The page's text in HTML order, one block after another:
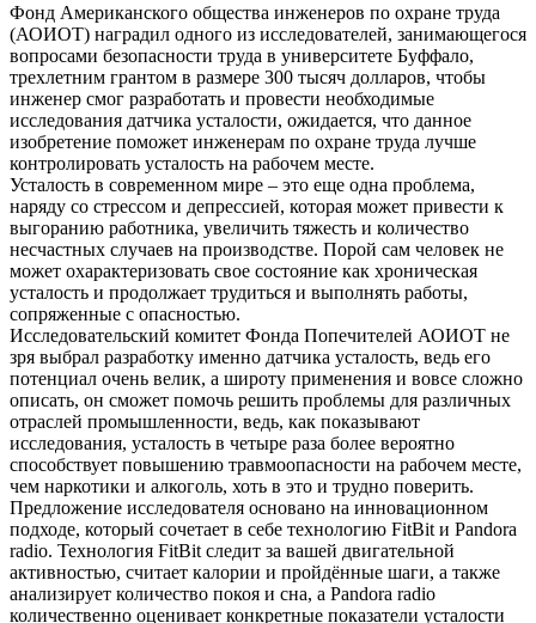
Фонд Американского общества инженеров по охране труда
(АОИОТ) наградил одного из исследователей, занимающегося
вопросами безопасности труда в университете Буффало,
трехлетним грантом в размере 300 тысяч долларов, чтобы
инженер смог разработать и провести необходимые
исследования датчика усталости, ожидается, что данное
изобретение поможет инженерам по охране труда лучше
контролировать усталость на рабочем месте.
Усталость в современном мире – это еще одна проблема,
наряду со стрессом и депрессией, которая может привести к
выгоранию работника, увеличить тяжесть и количество
несчастных случаев на производстве. Порой сам человек не
может охарактеризовать свое состояние как хроническая
усталость и продолжает трудиться и выполнять работы,
сопряженные с опасностью.
Исследовательский комитет Фонда Попечителей АОИОТ не
зря выбрал разработку именно датчика усталость, ведь его
потенциал очень велик, а широту применения и вовсе сложно
описать, он сможет помочь решить проблемы для различных
отраслей промышленности, ведь, как показывают
исследования, усталость в четыре раза более вероятно
способствует повышению травмоопасности на рабочем месте,
чем наркотики и алкоголь, хоть в это и трудно поверить.
Предложение исследователя основано на инновационном
подходе, который сочетает в себе технологию FitBit и Pandora
radio. Технология FitBit следит за вашей двигательной
активностью, считает калории и пройдённые шаги, а также
анализирует количество покоя и сна, а Pandora radio
количественно оценивает конкретные показатели усталости